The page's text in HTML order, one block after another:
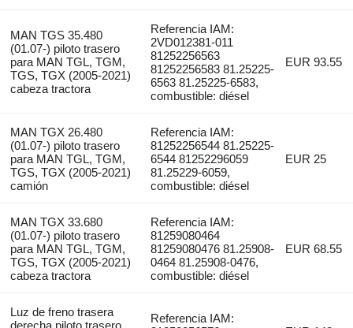
MAN TGS 35.480
(01.07-) piloto trasero
para MAN TGL, TGM,
TGS, TGX (2005-2021)
cabeza tractora
Referencia IAM:
2VD012381-011
81252256563
81252256583 81.25225-
6563 81.25225-6583,
combustible: diésel
EUR 93.55
MAN TGX 26.480
(01.07-) piloto trasero
para MAN TGL, TGM,
TGS, TGX (2005-2021)
camión
Referencia IAM:
81252256544 81.25225-
6544 81252296059
81.25229-6059,
combustible: diésel
EUR 25
MAN TGX 33.680
(01.07-) piloto trasero
para MAN TGL, TGM,
TGS, TGX (2005-2021)
cabeza tractora
Referencia IAM:
81259080464
81259080476 81.25908-
0464 81.25908-0476,
combustible: diésel
EUR 68.55
Luz de freno trasera
derecha piloto trasero
Referencia IAM: